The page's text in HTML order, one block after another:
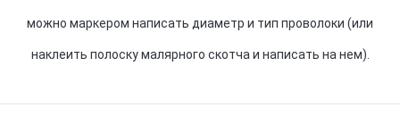
можно маркером написать диаметр и тип проволоки (или
наклеить полоску малярного скотча и написать на нем).